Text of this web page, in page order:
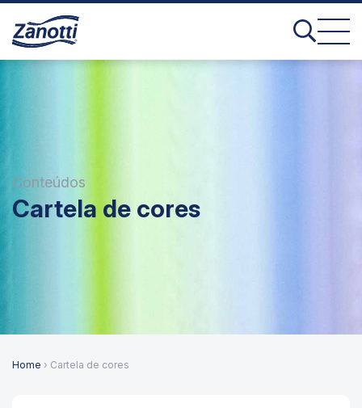
Conteúdos
Cartela de cores
Home › Cartela de cores